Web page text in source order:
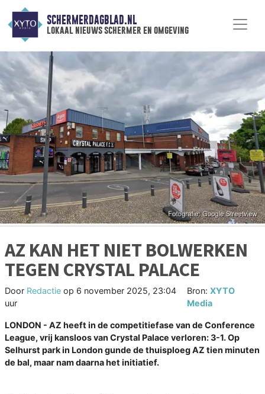
SCHERMERDAGBLAD.NL
lokaal nieuws schermer en omgeving
AZ KAN HET NIET BOLWERKEN
TEGEN CRYSTAL PALACE
Door Redactie op 6 november 2025, 23:04
uur
Bron: XYTO
Media
LONDON - AZ heeft in de competitiefase van de Conference
League, vrij kansloos van Crystal Palace verloren: 3-1. Op
Selhurst park in London gunde de thuisploeg AZ tien minuten
de bal, maar nam daarna het initiatief.